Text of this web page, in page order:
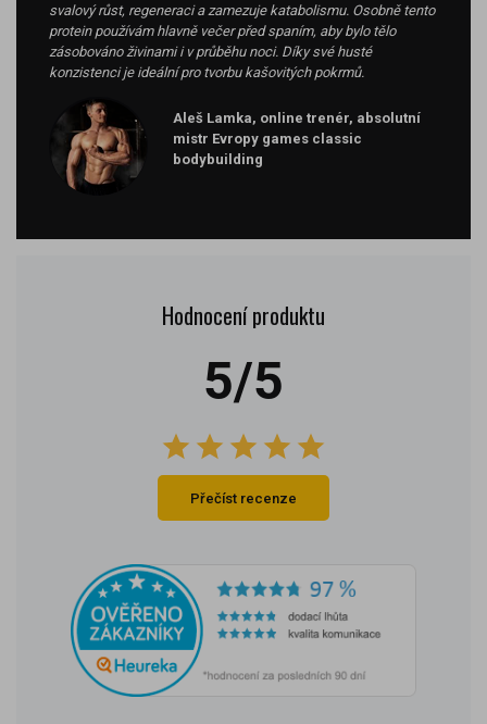
svalový růst, regeneraci a zamezuje katabolismu. Osobně tento
protein používám hlavně večer před spaním, aby bylo tělo
zásobováno živinami i v průběhu noci. Díky své husté
konzistenci je ideální pro tvorbu kašovitých pokrmů.
Aleš Lamka, online trenér, absolutní
mistr Evropy games classic
bodybuilding
Hodnocení produktu
5/5
Přečíst recenze